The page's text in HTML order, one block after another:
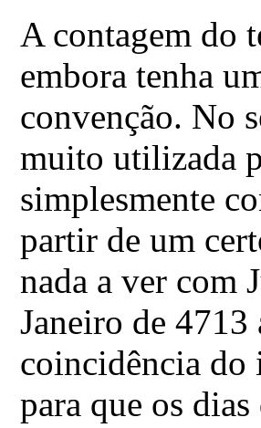
A contagem do
embora tenha
convenção. No
muito utilizada
simplesmente
partir de um
nada a ver com
Janeiro de
coincidência do
para que os